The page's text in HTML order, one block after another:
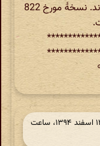
غزل 112 و بیت فوق را 34 نسخه دارند. نسخۀ مورخ 822
در ‫۱۰ سال و ۵ ماه قبل، چهارشنبه ۱۲ اسفند ۱۳۹۴، ساعت